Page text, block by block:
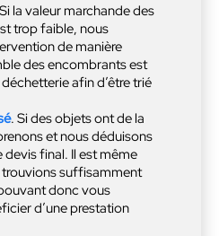
la valeur marchande des
trop faible, nous
de manière
des encombrants est
afin d’être trié
. Si des objets ont de la
et nous déduisons
devis final. Il est même
suffisamment
donc vous
d’une prestation